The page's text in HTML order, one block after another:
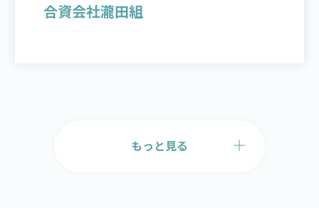
合資会社瀧田組
もっと見る